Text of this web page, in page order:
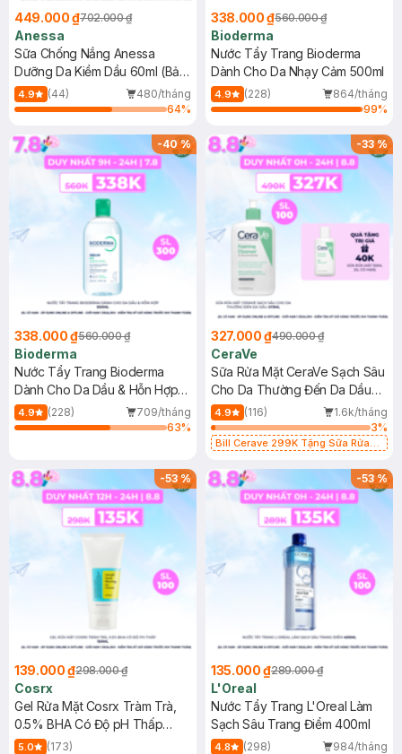
449.000 ₫702.000 ₫
Anessa
Sữa Chống Nắng Anessa
Dưỡng Da Kiềm Dầu 60ml (Bản
Mới)
4.9 (44)
480/tháng
64%
338.000 ₫560.000 ₫
Bioderma
Nước Tẩy Trang Bioderma
Dành Cho Da Nhạy Cảm 500ml
4.9 (228)
864/tháng
99%
-40%
338.000 ₫560.000 ₫
Bioderma
Nước Tẩy Trang Bioderma
Dành Cho Da Dầu & Hỗn Hợp
500ml
4.9 (228)
709/tháng
63%
-33%
327.000 ₫490.000 ₫
CeraVe
Sữa Rửa Mặt CeraVe Sạch Sâu
Cho Da Thường Đến Da Dầu
473ml
4.9 (116)
1.6k/tháng
3%
Bill Cerave 299K Tặng Sữa Rửa
-53%
139.000 ₫298.000 ₫
Cosrx
Gel Rửa Mặt Cosrx Tràm Trà,
0.5% BHA Có Độ pH Thấp
150ml
5.0
(173)
-53%
135.000 ₫289.000 ₫
L'Oreal
Nước Tẩy Trang L'Oreal Làm
Sạch Sâu Trang Điểm 400ml
4.8 (298)
984/tháng